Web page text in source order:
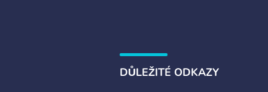
DŮLEŽITÉ ODKAZY